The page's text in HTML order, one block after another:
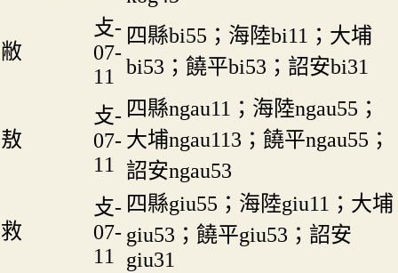
敝
攴-
07-
11
四縣bi55；海陸bi11；大埔
bi53；饒平bi53；詔安bi31
敖
攴-
07-
11
四縣ngau11；海陸ngau55；
大埔ngau113；饒平ngau55；
詔安ngau53
救
攴-
07-
11
四縣giu55；海陸giu11；大埔
giu53；饒平giu53；詔安
giu31